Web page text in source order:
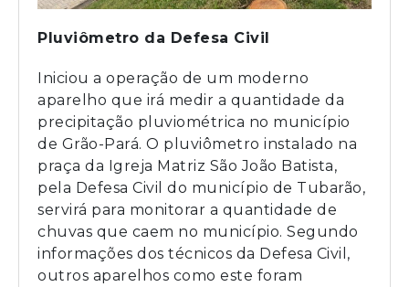
Pluviômetro da Defesa Civil
Iniciou a operação de um moderno
aparelho que irá medir a quantidade da
precipitação pluviométrica no município
de Grão-Pará. O pluviômetro instalado na
praça da Igreja Matriz São João Batista,
pela Defesa Civil do município de Tubarão,
servirá para monitorar a quantidade de
chuvas que caem no município. Segundo
informações dos técnicos da Defesa Civil,
outros aparelhos como este foram